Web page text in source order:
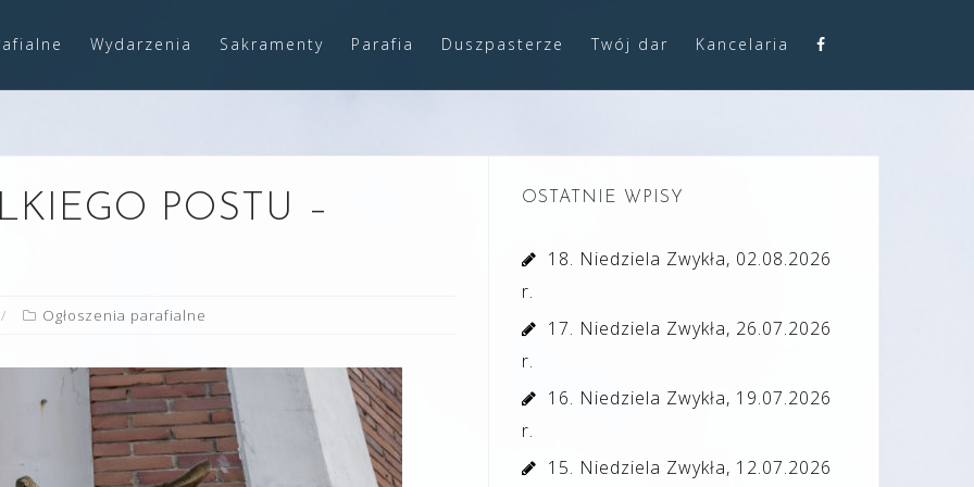
Wydarzenia Sakramenty Parafia Duszpasterze Twój dar Kancelaria
POSTU –
Ogłoszenia parafialne
OSTATNIE WPISY
18. Niedziela Zwykła, 02.08.2026
r.
17. Niedziela Zwykła, 26.07.2026
r.
16. Niedziela Zwykła, 19.07.2026
r.
15. Niedziela Zwykła, 12.07.2026